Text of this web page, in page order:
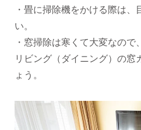
・畳に掃除機をかける際は、
い。
・窓掃除は寒くて大変なの
リビング（ダイニング）の窓
ょう。